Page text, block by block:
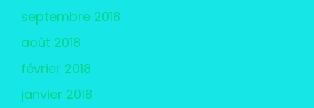
septembre 2018
août 2018
février 2018
janvier 2018